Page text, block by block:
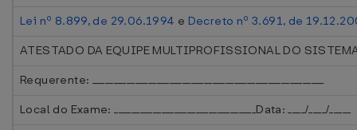
Lei nº 8.899, de 29.06.1994 e Decreto nº 3.691, de
ATESTADO DA EQUIPE MULTIPROFISSIONAL DO
Requerente: ______________________________________________________
Local do Exame: _________________________________Data: ____/____/_____